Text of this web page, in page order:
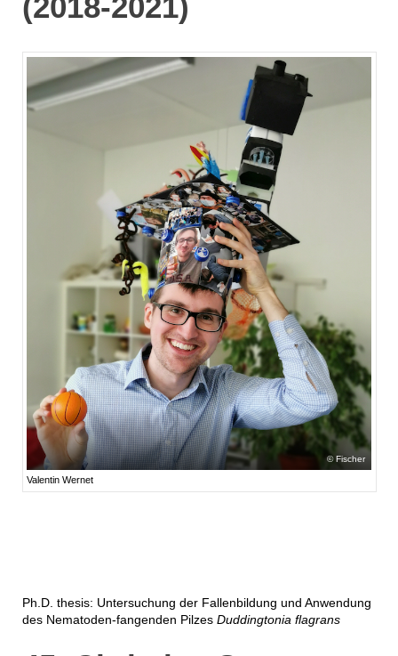
Fischer
Valentin Wernet
Ph.D. thesis: Untersuchung der Fallenbildung und Anwendung
des Nematoden-fangenden Pilzes Duddingtonia flagrans